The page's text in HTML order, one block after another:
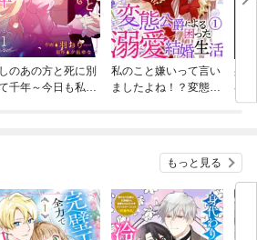
のあの方と死に別
千年～今日も私は
私のこと嫌いって言い
ましたよね！？変態公
身
器
れ
もっと見る